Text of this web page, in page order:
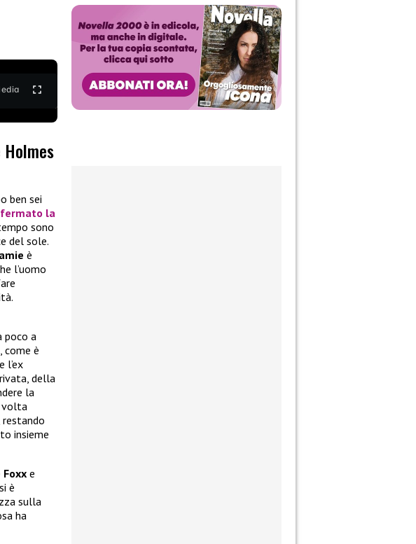
ben sei
la
sono
del sole.
è
l’uomo
poco a
come è
l’ex
della
la
volta
insieme
Foxxe
è
sulla
ha